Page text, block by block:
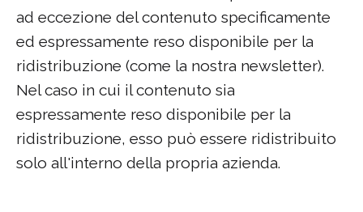
ad eccezione del contenuto specificamente
ed espressamente reso disponibile per la
ridistribuzione (come la nostra newsletter).
Nel caso in cui il contenuto sia
espressamente reso disponibile per la
ridistribuzione, esso può essere ridistribuito
solo all'interno della propria azienda.